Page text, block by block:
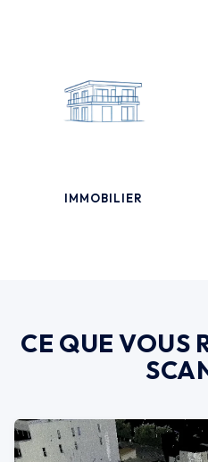
IMMOBILIER
CE QUE VOUS